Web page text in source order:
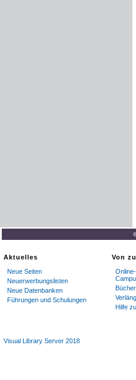
Aktuelles
Neue Seiten
Neuerwerbungslisten
Neue Datenbanken
Führungen und Schulungen
Von
Hilfe
Visual Library Server 2018